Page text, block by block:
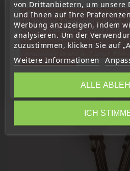
16 Weitere Produkte In
Kategorie:
von Drittanbietern, um unsere
und Ihnen auf Ihre
Werbung anzuzeigen, indem
analysieren. Um der
zuzustimmen, klicken Sie auf
Weitere Informationen
ALLE
ICH
« Attention, notre société sera
10 aout au 1 septembre inclus.
commandes sont traitées
le service réparation nous
télécommande avant le 6 aout
compréhension»